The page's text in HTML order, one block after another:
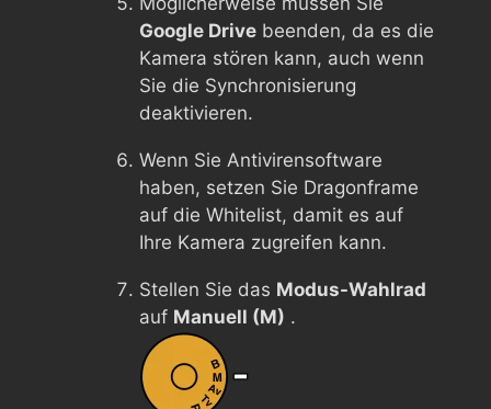
Google Drive beenden, da es die
Kamera stören kann, auch wenn
Sie die Synchronisierung
deaktivieren.
Wenn Sie Antivirensoftware
haben, setzen Sie Dragonframe
auf die Whitelist, damit es auf
Ihre Kamera zugreifen kann.
Stellen Sie das Modus-Wahlrad
auf Manuell (M) .